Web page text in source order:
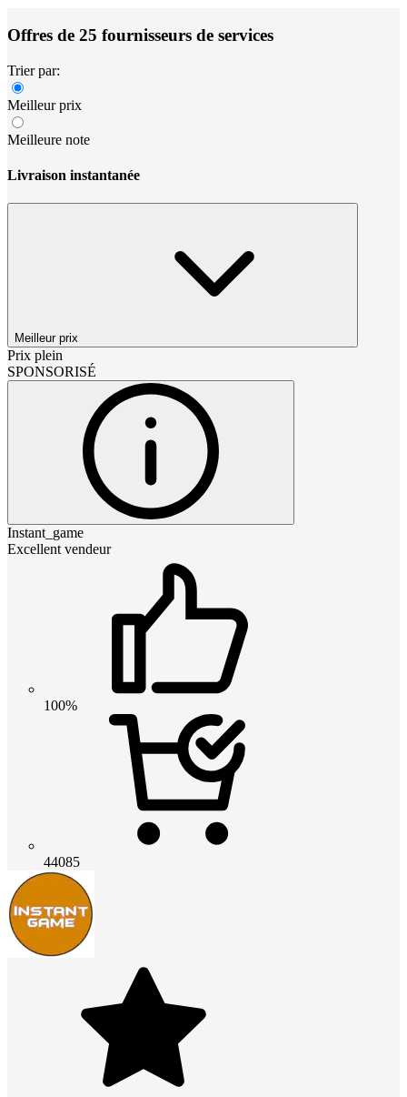
Offres de 25 fournisseurs de services
Trier par:
Meilleur prix
Meilleure note
Livraison instantanée
Meilleur prix
Prix plein
SPONSORISÉ
Instant_game
Excellent vendeur
100%
44085